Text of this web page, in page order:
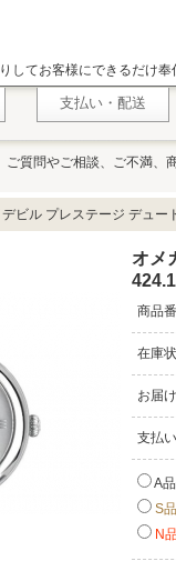
てお客様にできるだけ奉
支払い・配送
ご質問やご相談、ご不満、
デビル プレステージ デュ
オメ
商品
在庫
お届
支払
A
S
N